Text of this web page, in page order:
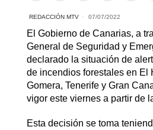
REDACCIÓN MTV 07/07/2022
El Gobierno de Canarias, a
General de Seguridad y
declarado la situación de
de incendios forestales en El
Gomera, Tenerife y Gran
vigor este viernes a partir de
Esta decisión se toma